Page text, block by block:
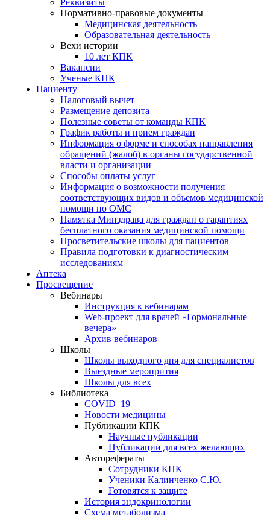
Реквизиты
Нормативно-правовые документы
Медицинская деятельность
Образовательная деятельность
Вехи истории
10 лет КПК
Вакансии
Ученые КПК
Пациенту
Налоговый вычет
Размещение депозита
Полезные советы от команды КПК
График работы и прием граждан
Информация о форме и способах направления
обращений (жалоб) в органы государственной
власти и организации
Способы оплаты услуг
Информация о возможности получения
соответствующих видов и объемов медицинской
помощи по ОМС
Памятка Минздрава для граждан о гарантиях
бесплатного оказания медицинской помощи
Просветительские школы для пациентов
Правила подготовки к диагностическим
исследованиям
Аптека
Просвещение
Вебинары
Инструкция к вебинарам
Web-проект для врачей «Гормональные
вечера»
Архив вебинаров
Школы
Школы выходного дня для специалистов
Выездные меропрития
Школы для всех
Библиотека
COVID–19
Новости медицины
Публикации КПК
Научные публикации
Публикации для всех желающих
Авторефераты
Сотрудники КПК
Ученики Калинченко С.Ю.
Готовятся к защите
История эндокринологии
Схема метаболизма